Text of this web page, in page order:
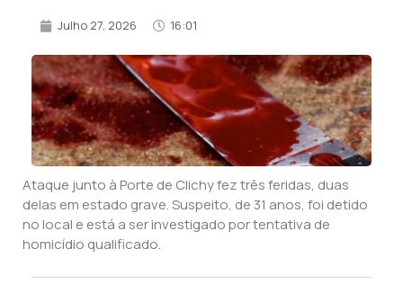
Julho 27, 2026 16:01
Ataque junto à Porte de Clichy fez três feridas, duas
delas em estado grave. Suspeito, de 31 anos, foi detido
no local e está a ser investigado por tentativa de
homicídio qualificado.